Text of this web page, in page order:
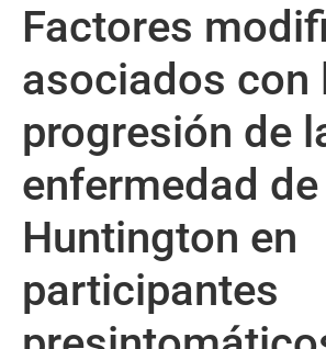
Factores
asociados con
progresión de
enfermedad de
Huntington en
participantes